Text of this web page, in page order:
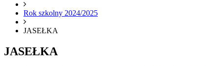
Rok szkolny 2024/2025
JASEŁKA
JASEŁKA